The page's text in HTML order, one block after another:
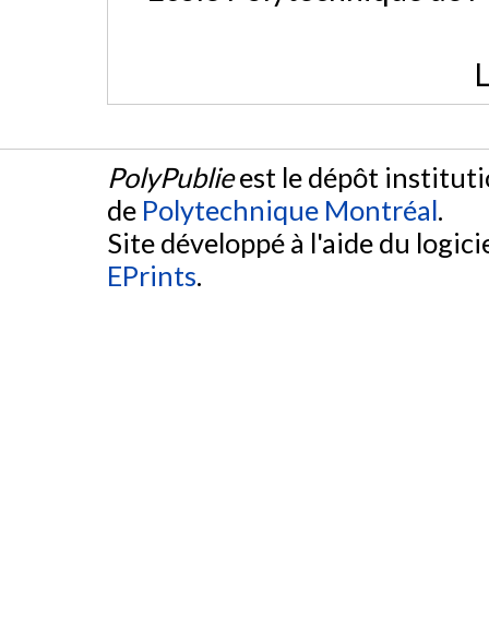
PolyPublieest le dépôt
de Polytechnique Montréal.
Site développé à l'aide du
EPrints.